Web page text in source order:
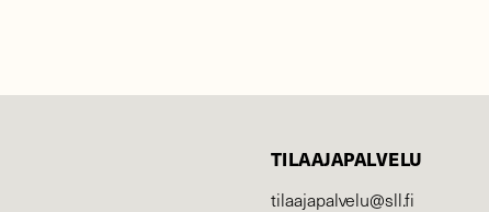
TILAAJAPALVELU
tilaajapalvelu@sll.fi